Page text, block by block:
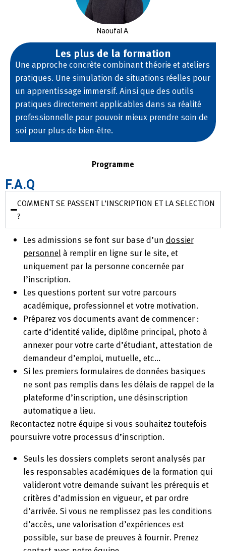
Programme
Naoufal A.
Les plus de la formation
Une approche concrète combinant théorie et ateliers
pratiques. Une simulation de situations réelles pour
un apprentissage immersif. Ainsi que des outils
pratiques directement applicables dans sa réalité
professionnelle pour pouvoir mieux prendre soin de
soi pour plus de bien-être.
F.A.Q
COMMENT SE PASSENT L’INSCRIPTION ET LA SELECTION
?
Les admissions se font sur base d’un dossier
personnel à remplir en lignesur le site, et
uniquement par la personne concernée par
l’inscription.
Les questions portent sur votre parcours
académique, professionnel et votre motivation.
Préparez vos documents avant de commencer :
carte d’identité valide, diplôme principal, photo à
annexer pour votre carte d’étudiant, attestation de
demandeur d’emploi, mutuelle, etc…
Si les premiers formulaires de données basiques
ne sont pas remplis dans les délais de rappel de la
plateforme d’inscription, une désinscription
automatique a lieu.
Recontactez notre équipe si vous souhaitez toutefois
poursuivre votre processus d’inscription.
Seuls les dossiers complets seront analysés par
les responsables académiques de la formation qui
valideront votre demande suivant les prérequis et
critères d’admission en vigueur, et par ordre
d’arrivée. Si vous ne remplissez pas les conditions
d’accès, une valorisation d’expériences est
possible, sur base de preuves à fournir. Prenez